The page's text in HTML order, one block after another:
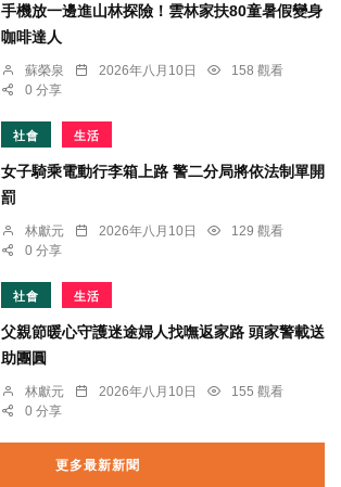
手機放一邊進山林探險！雲林家扶80童暑假變身
咖啡達人
蘇榮泉 2026年八月10日
158 觀看
0 分享
社會 生活
女子騎乘電動行李箱上路 警二分局將依法制單開
罰
林獻元 2026年八月10日
129 觀看
0 分享
社會 生活
父親節暖心守護迷途婦人找嘸返家路 頭家警載送
助團圓
林獻元 2026年八月10日
155 觀看
0 分享
更多最新新聞